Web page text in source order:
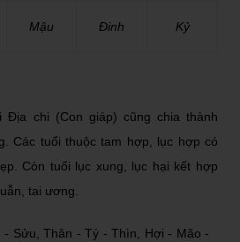
Mậu Đinh Kỷ
chi (Con giáp) cũng chia thành
Các tuổi thuộc tam hợp, lục hợp có
Còn tuổi lục xung, lục hại kết hợp
tai ương.
- Sửu, Thân - Tý - Thìn, Hợi - Mão -